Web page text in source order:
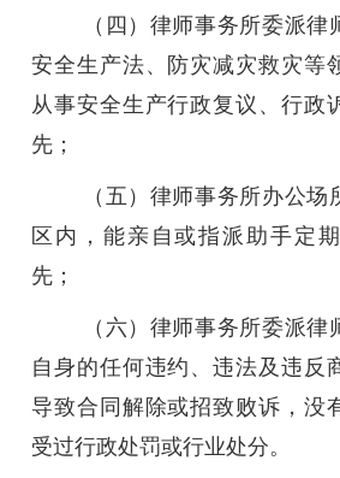
（四）律师事务所委派律
安全生产法、防灾减灾救灾等
从事安全生产行政复议、行政
先；
（五）律师事务所办公
区内，能亲自或指派助手定
先；
（六）律师事务所委派律
自身的任何违约、违法及违反
导致合同解除或招致败诉，没
受过行政处罚或行业处分。